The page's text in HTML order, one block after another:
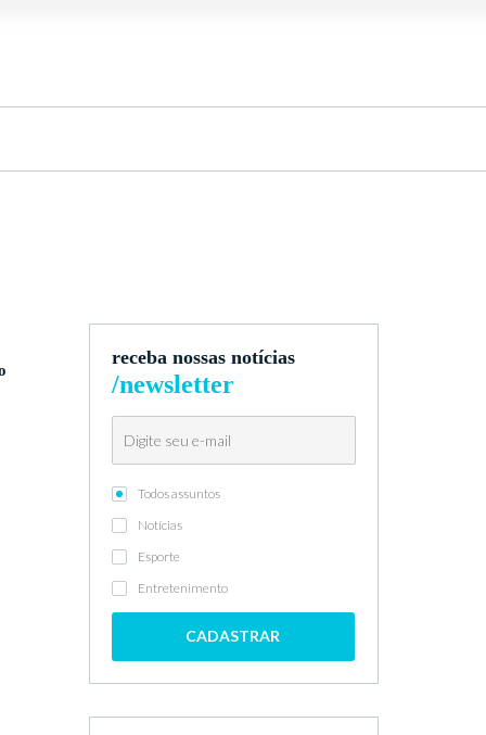
receba nossas notícias
/newsletter
Todos assuntos
Notícias
Esporte
Entretenimento
CADASTRAR